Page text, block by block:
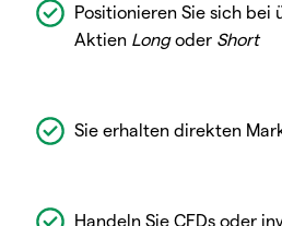
Positionieren Sie sich bei
Aktien Longoder Short
Sie erhalten direkten
Handeln Sie CFDs oder